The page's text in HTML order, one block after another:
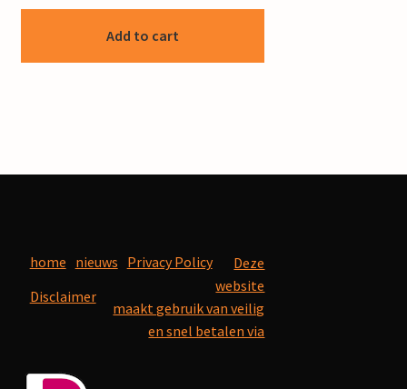
Add to cart
home nieuws Privacy Policy
Disclaimer
Deze
website
maakt gebruik van veilig
en snel betalen via